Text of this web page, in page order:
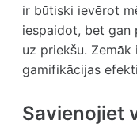
ir būtiski ievērot
iespaidot, bet
uz priekšu.
gamifikācijas
Savienojiet